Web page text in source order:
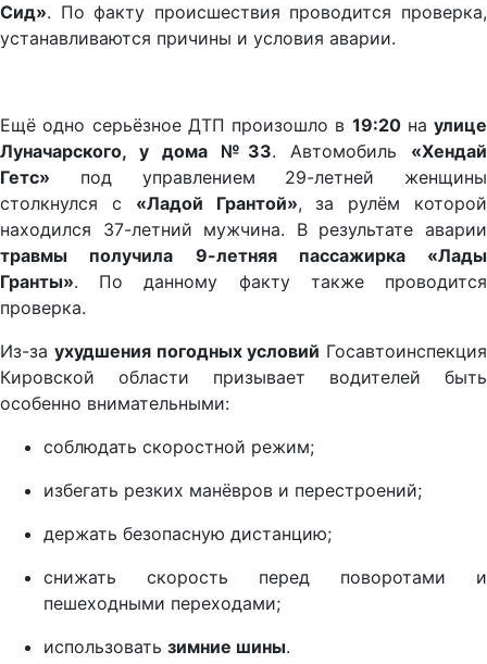
Сид». По факту происшествия проводится проверка,
устанавливаются причины и условия аварии.
Ещё одно серьёзное ДТП произошло в 19:20на улице
Луначарского, у дома №33. Автомобиль «Хендай
Гетс» под управлением 29-летней женщины
столкнулся с «Ладой Грантой», за рулём которой
находился 37-летний мужчина. В результате аварии
травмы получила 9-летняя пассажирка «Лады
Гранты». По данному факту также проводится
проверка.
Из-за ухудшения погодных условий Госавтоинспекция
Кировской области призывает водителей быть
особенно внимательными:
соблюдать скоростной режим;
избегать резких манёвров и перестроений;
держать безопасную дистанцию;
снижать скорость перед поворотами и
пешеходными переходами;
использовать зимние шины.